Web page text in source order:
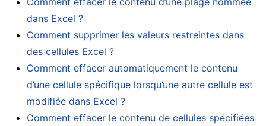
dans Excel ?
Comment supprimer les valeurs restreintes dans
des cellules Excel ?
Comment effacer automatiquement le contenu
d’une cellule spécifique lorsqu’une autre cellule est
modifiée dans Excel ?
Comment effacer le contenu de cellules spécifiées